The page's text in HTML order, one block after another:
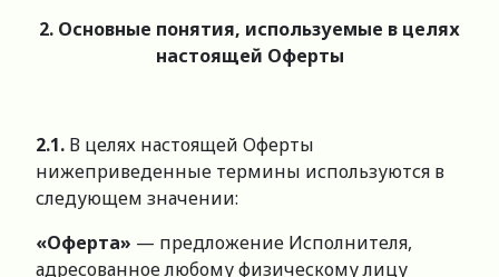
2. Основные понятия, используемые в целях
настоящей Оферты
2.1. В целях настоящей Оферты
нижеприведенные термины используются в
следующем значении:
«Оферта» — предложение Исполнителя,
адресованное любому физическому лицу